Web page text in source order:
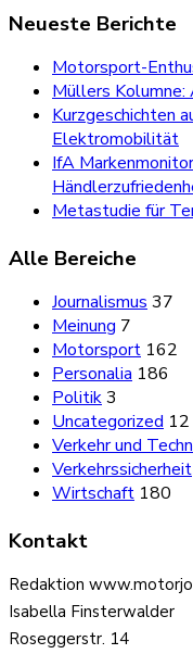
Neueste Berichte
Motorsport-
Müllers Kolumne:
Kurzgeschichten
Elektromobilität
IfA
Metastudie für
Alle Bereiche
Journalismus 37
Meinung 7
Motorsport 162
Personalia 186
Politik3
Uncategorized 12
Verkehr und
Verkehrssicherheit
Wirtschaft 180
Kontakt
Redaktion
Isabella Finsterwalder
Roseggerstr. 14